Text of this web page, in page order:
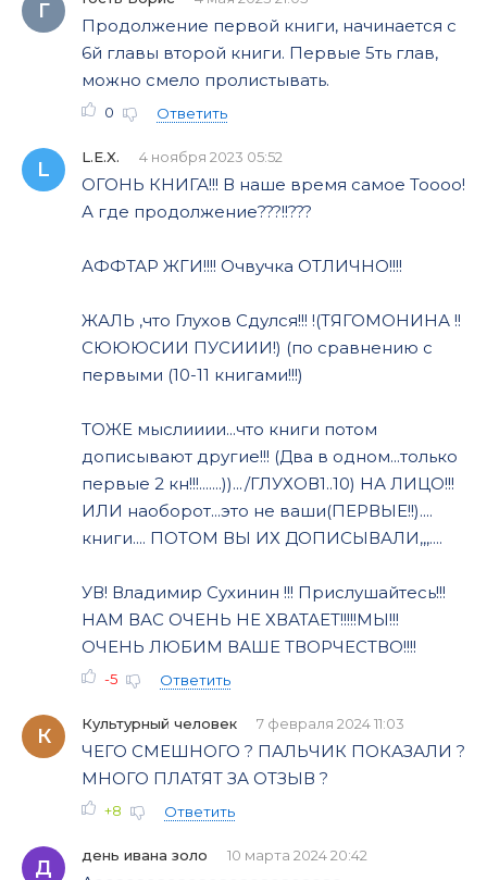
Г
Продолжение первой книги, начинается с
6й главы второй книги. Первые 5ть глав,
можно смело пролистывать.
0 Ответить
L
L.E.X. 4 ноября 2023 05:52
ОГОНЬ КНИГА!!! В наше время самое Тоооо!
А где продолжение???!!???
АФФТАР ЖГИ!!!! Очвучка ОТЛИЧНО!!!!
ЖАЛЬ ,что Глухов Сдулся!!! !(ТЯГОМОНИНА !!
СЮЮЮСИИ ПУСИИИ!) (по сравнению с
первыми (10-11 книгами!!!)
ТОЖЕ мыслииии...что книги потом
дописывают другие!!! (Два в одном...только
первые 2 кн!!!.......)).../ГЛУХОВ1..10) НА ЛИЦО!!!
ИЛИ наоборот...это не ваши(ПЕРВЫЕ!!)....
книги.... ПОТОМ ВЫ ИХ ДОПИСЫВАЛИ,,,....
УВ! Владимир Сухинин !!! Прислушайтесь!!!
НАМ ВАС ОЧЕНЬ НЕ ХВАТАЕТ!!!!!МЫ!!!
ОЧЕНЬ ЛЮБИМ ВАШЕ ТВОРЧЕСТВО!!!!
-5 Ответить
К
Культурный человек 7 февраля 2024 11:03
ЧЕГО СМЕШНОГО ? ПАЛЬЧИК ПОКАЗАЛИ ?
МНОГО ПЛАТЯТ ЗА ОТЗЫВ ?
+8 Ответить
Д
день ивана золо 10 марта 2024 20:42